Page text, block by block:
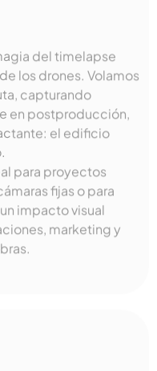
del timelapse
los drones. Volamos
capturando
en postproducción,
el edificio
para proyectos
fijas o para
impacto visual
marketing y